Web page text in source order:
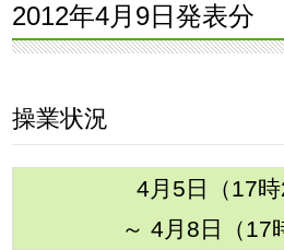
2012年4月9日発表分
操業状況
4月5日（17時
～ 4月8日（17